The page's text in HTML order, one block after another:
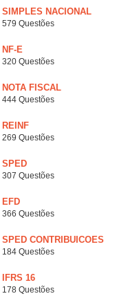
SIMPLES NACIONAL
579 Questões
NF-E
320 Questões
NOTA FISCAL
444 Questões
REINF
269 Questões
SPED
307 Questões
EFD
366 Questões
SPED CONTRIBUICOES
184 Questões
IFRS 16
178 Questões